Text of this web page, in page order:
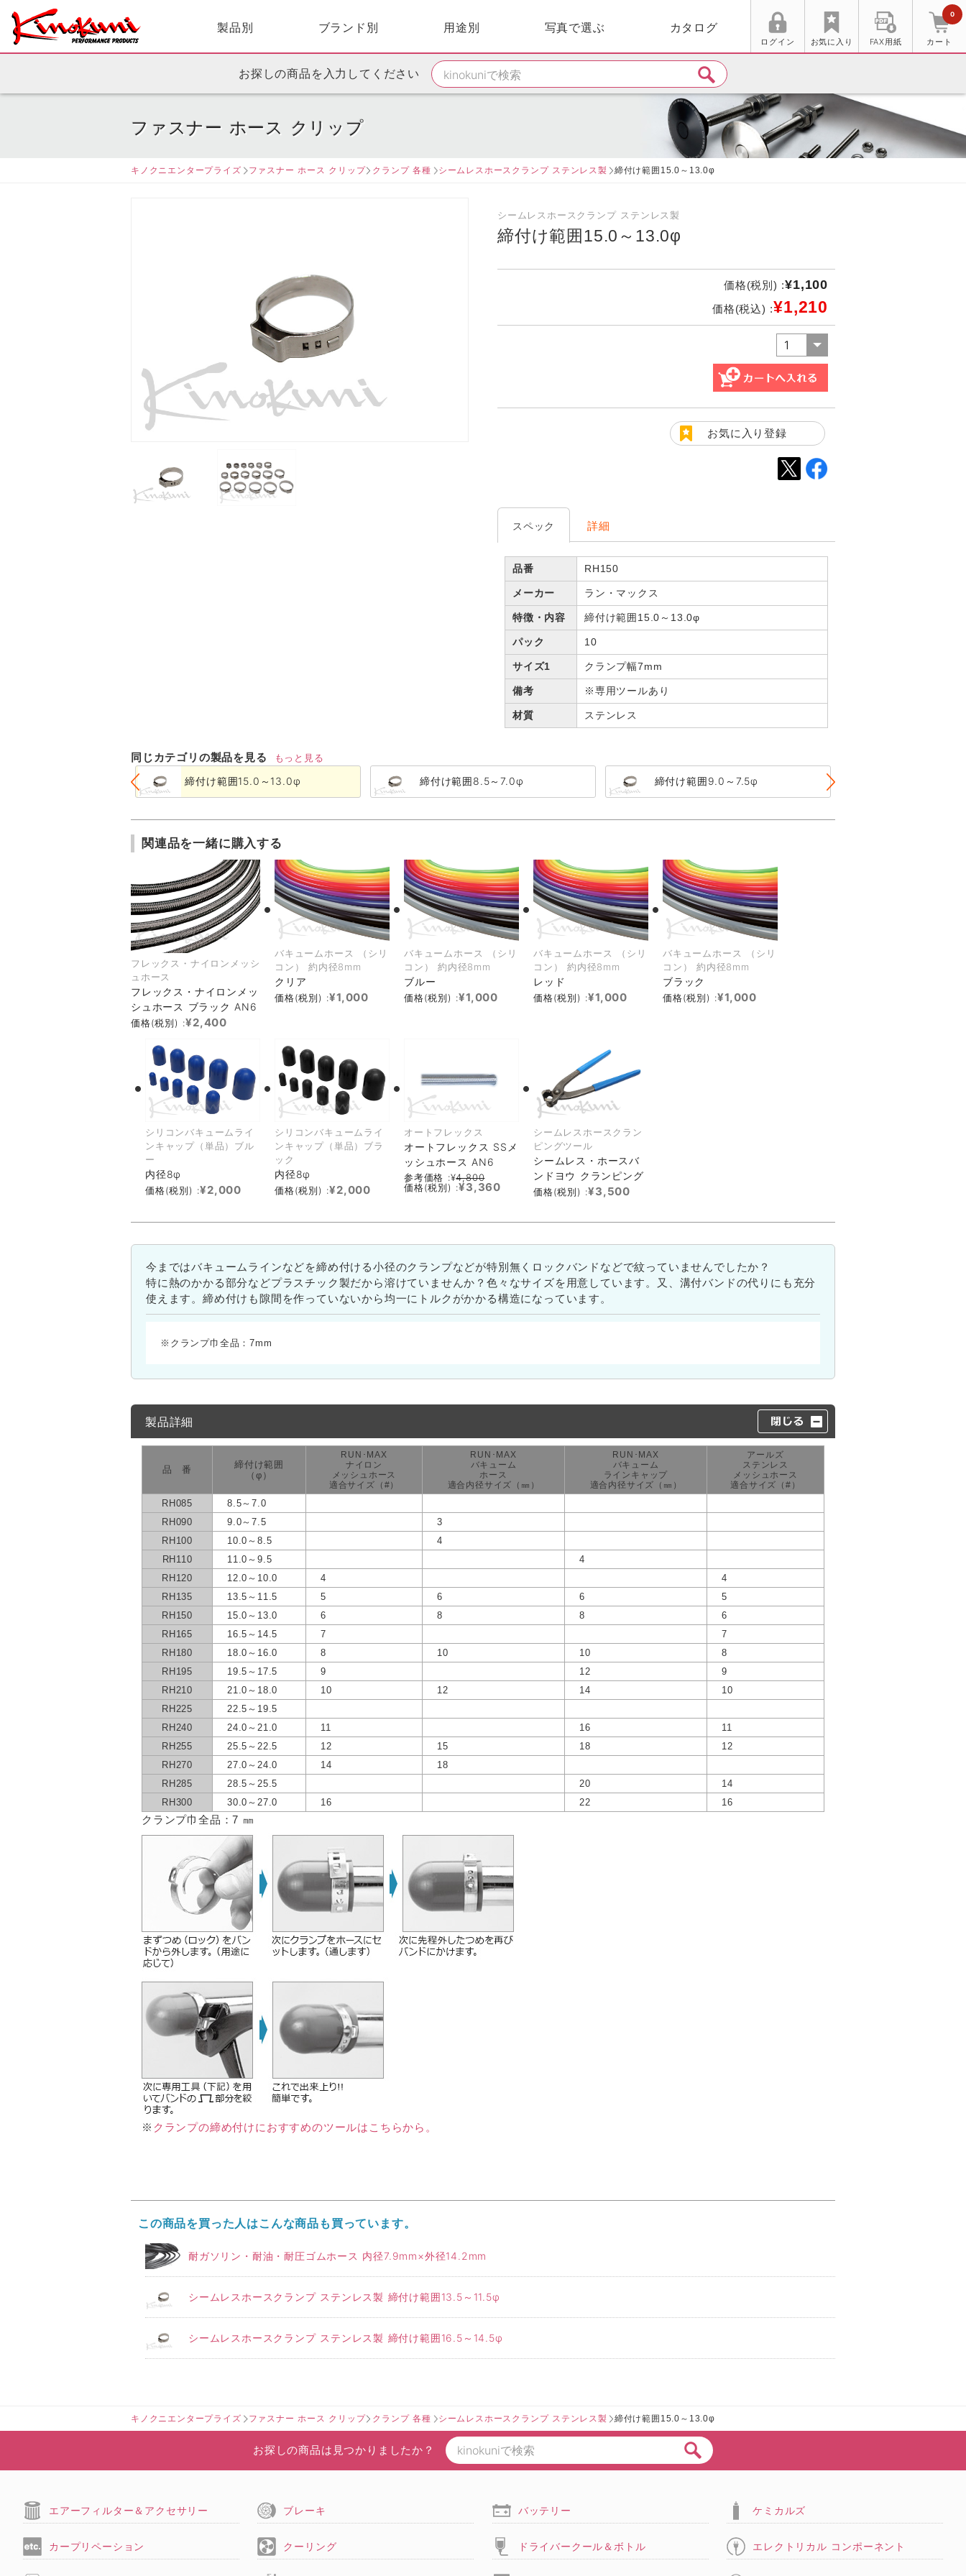
製品別 ブランド別 用途別 写真で選ぶ カタログ
ログイン お気に入り FAX用紙 カート
0
お探しの商品を入力してください
ファスナー ホース クリップ
キノクニエンタープライズ ファスナー ホース クリップ クランプ 各種 シームレスホースクランプ ステンレス製 締付け範囲15.0～13.0φ
シームレスホースクランプ ステンレス製
締付け範囲15.0～13.0φ
価格(税別) :¥1,100
価格(税込) :¥1,210
お気に入り登録
スペック 詳細
品番 RH150
メーカー ラン・マックス
特徴・内容 締付け範囲15.0～13.0φ
パック 10
サイズ1 クランプ幅7mm
備考 ※専用ツールあり
材質 ステンレス
同じカテゴリの製品を見る もっと見る
締付け範囲15.0～13.0φ 締付け範囲8.5～7.0φ 締付け範囲9.0～7.5φ
関連品を一緒に購入する
フレックス・ナイロンメッシ
ュホース
フレックス・ナイロンメッ
シュホース ブラック AN6
価格(税別) :¥2,400
バキュームホース （シリ
コン） 約内径8mm
クリア
価格(税別) :¥1,000
バキュームホース （シリ
コン） 約内径8mm
ブルー
価格(税別) :¥1,000
バキュームホース （シリ
コン） 約内径8mm
レッド
価格(税別) :¥1,000
バキュームホース （シリ
コン） 約内径8mm
ブラック
価格(税別) :¥1,000
シリコンバキュームライ
ンキャップ（単品）ブル
ー
内径8φ
価格(税別) :¥2,000
シリコンバキュームライ
ンキャップ（単品）ブラ
ック
内径8φ
価格(税別) :¥2,000
オートフレックス
オートフレックス SSメ
ッシュホース AN6
参考価格 :¥4,800
価格(税別) :¥3,360
シームレスホースクラン
ピングツール
シームレス・ホースバ
ンドヨウ クランピング
価格(税別) :¥3,500
今まではバキュームラインなどを締め付ける小径のクランプなどが特別無くロックバンドなどで紋っていませんでしたか？
特に熱のかかる部分などプラスチック製だから溶けていませんか？色々なサイズを用意しています。又、溝付バンドの代りにも充分
使えます。締め付けも隙間を作っていないから均一にトルクがかかる構造になっています。
※クランプ巾全品：7mm
製品詳細
品 番
締付け範囲
（φ）
RUN･MAX
ナイロン
メッシュホース
適合サイズ（#）
RUN･MAX
バキューム
ホース
適合内径サイズ（㎜）
RUN･MAX
バキューム
ラインキャップ
適合内径サイズ（㎜）
アールズ
ステンレス
メッシュホース
適合サイズ（#）
RH085
8.5～7.0
RH090
9.0～7.5
3
RH100
10.0～8.5
4
RH110
11.0～9.5
4
RH120
12.0～10.0 4
4
RH135
13.5～11.5 5 6 6
5
RH150
15.0～13.0 6 8 8
6
RH165
16.5～14.5 7
7
RH180
18.0～16.0 8 10 10
8
RH195
19.5～17.5 9 12
9
RH210
21.0～18.0 10 12 14
10
RH225
22.5～19.5
RH240
24.0～21.0 11 16
11
RH255
25.5～22.5 12 15 18
12
RH270
27.0～24.0 14
18
RH285
28.5～25.5 20
14
RH300
30.0～27.0 16 22 16
クランプ巾全品：7 ㎜
※ クランプの締め付けにおすすめのツールはこちらから。
この商品を買った人はこんな商品も買っています。
耐ガソリン・耐油・耐圧ゴムホース 内径7.9mm×外径14.2mm
シームレスホースクランプ ステンレス製 締付け範囲13.5～11.5φ
シームレスホースクランプ ステンレス製 締付け範囲16.5～14.5φ
キノクニエンタープライズ ファスナー ホース クリップ クランプ 各種 シームレスホースクランプ ステンレス製 締付け範囲15.0～13.0φ
お探しの商品は見つかりましたか？
エアーフィルター＆アクセサリー ブレーキ バッテリー ケミカルズ
カープリペーション クーリング ドライバークール＆ボトル エレクトリカル コンポーネント